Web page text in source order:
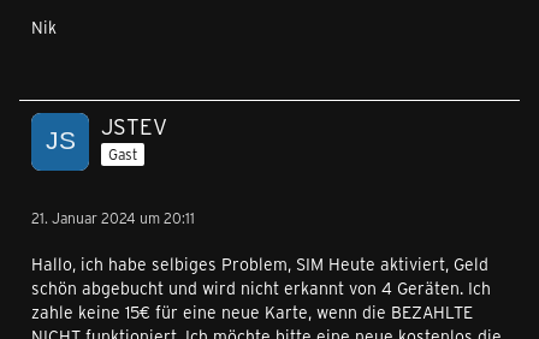
Nik
JSTEV
Gast
21. Januar 2024 um 20:11
Hallo, ich habe selbiges Problem, SIM Heute aktiviert, Geld
schön abgebucht und wird nicht erkannt von 4 Geräten. Ich
zahle keine 15€ für eine neue Karte, wenn die BEZAHLTE